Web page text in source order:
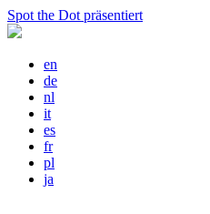
Spot the Dot präsentiert
en
de
nl
it
es
fr
pl
ja